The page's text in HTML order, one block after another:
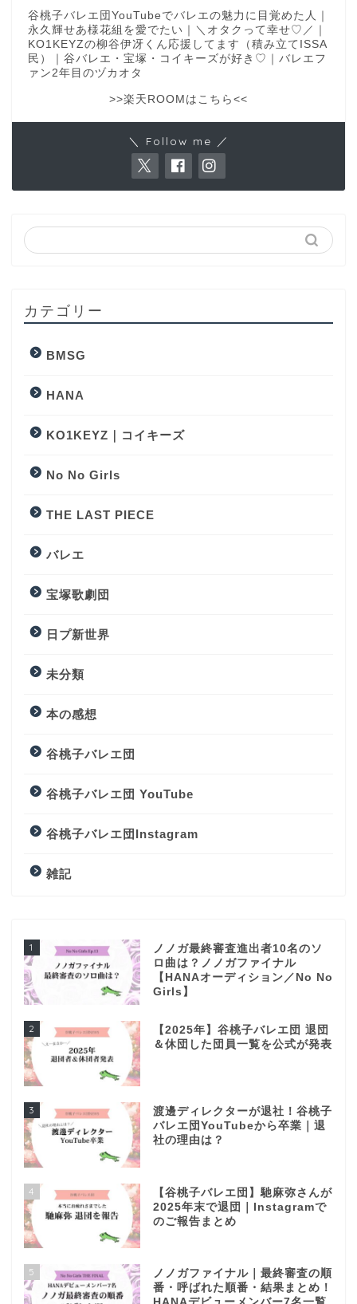
谷桃子バレエ団YouTubeでバレエの魅力に目覚めた人｜
永久輝せあ様花組を愛でたい｜＼オタクって幸せ♡／｜
KO1KEYZの柳谷伊冴くん応援してます（積み立てISSA
民）｜谷バレエ・宝塚・コイキーズが好き♡｜バレエフ
ァン2年目のヅカオタ
>>楽天ROOMはこちら<<
＼ Follow me ／
カテゴリー
BMSG
HANA
KO1KEYZ｜コイキーズ
No No Girls
THE LAST PIECE
バレエ
宝塚歌劇団
日プ新世界
未分類
本の感想
谷桃子バレエ団
谷桃子バレエ団 YouTube
谷桃子バレエ団Instagram
雑記
1
ノノガ最終審査進出者10名のソ
ロ曲は？ノノガファイナル
【HANAオーディション／No No
Girls】
2
【2025年】谷桃子バレエ団 退団
＆休団した団員一覧を公式が発表
3
渡邊ディレクターが退社！谷桃子
バレエ団YouTubeから卒業｜退
社の理由は？
4
【谷桃子バレエ団】馳麻弥さんが
2025年末で退団｜Instagramで
のご報告まとめ
5
ノノガファイナル｜最終審査の順
番・呼ばれた順番・結果まとめ！